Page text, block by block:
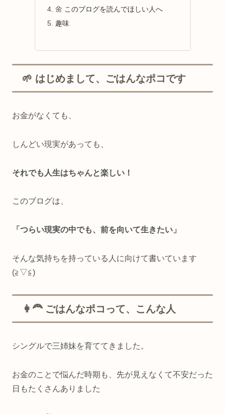
🌼 このブログを読んでほしい人へ
趣味
🌱 はじめまして、ごはんなポコです
お金がなくても、
しんどい現実があっても、
それでも人生はちゃんと楽しい！
このブログは、
「つらい現実の中でも、前を向いて生きたい」
そんな気持ちを持っている人に向けて書いています
(≧▽≦)
👩‍🦰 ごはんなポコって、こんな人
シングルで三姉妹を育ててきました。
お金のことで悩んだ時期も、先が見えなくて不安だった
日もたくさんありました